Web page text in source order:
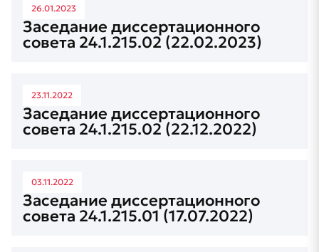
26.01.2023
Заседание диссертационного
совета 24.1.215.02 (22.02.2023)
23.11.2022
Заседание диссертационного
совета 24.1.215.02 (22.12.2022)
03.11.2022
Заседание диссертационного
совета 24.1.215.01 (17.07.2022)